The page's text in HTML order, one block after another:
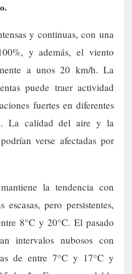
y continuas, con una
y además, el viento
a unos 20 km/h. La
puede traer actividad
fuertes en diferentes
La calidad del aire y la
verse afectadas por
la tendencia con
pero persistentes,
8°C y 20°C. El pasado
intervalos nubosos con
de entre 7°C y 17°C y